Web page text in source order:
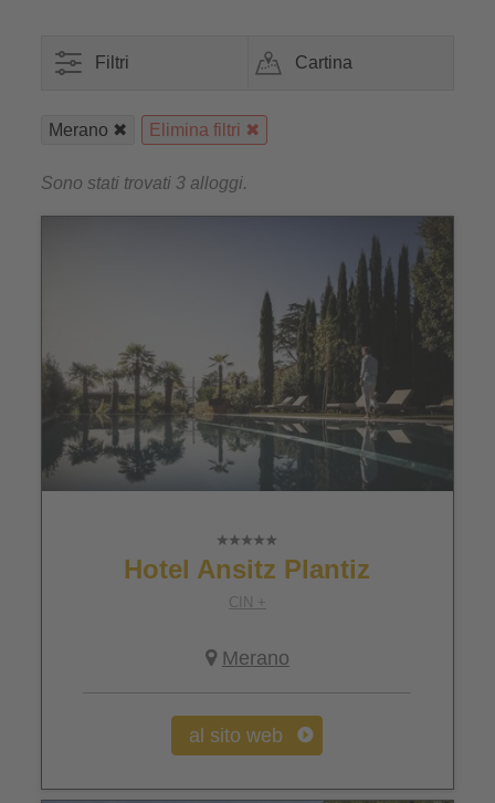
Filtri Cartina
Merano Elimina filtri
Sono stati trovati 3 alloggi.
Hotel Ansitz Plantiz
CIN +
Merano
al sito web